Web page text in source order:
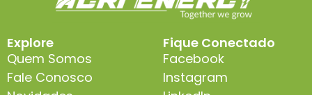
Explore
Quem Somos
Fale Conosco
Fique Conectado
Facebook
Instagram